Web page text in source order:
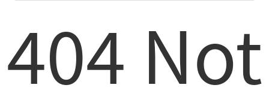
404 Not